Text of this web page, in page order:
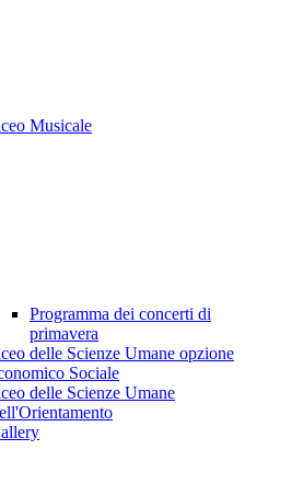
Musicale
Programma dei concerti di
primavera
delle Scienze Umane opzione
Sociale
delle Scienze Umane